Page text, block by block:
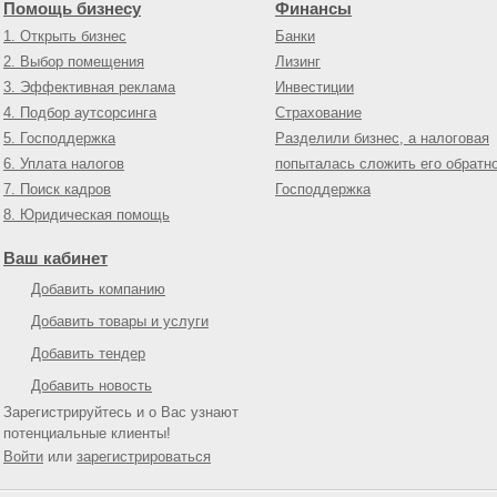
Помощь бизнесу
1. Открыть бизнес
2. Выбор помещения
3. Эффективная реклама
4. Подбор аутсорсинга
5. Господдержка
6. Уплата налогов
7. Поиск кадров
8. Юридическая помощь
Финансы
Банки
Лизинг
Инвестиции
Страхование
Разделили бизнес, а налоговая
попыталась сложить его
Господдержка
Ваш кабинет
Добавить компанию
Добавить товары и услуги
Добавить тендер
Добавить новость
Зарегистрируйтесь и о Вас узнают
потенциальные клиенты!
Войти или зарегистрироваться